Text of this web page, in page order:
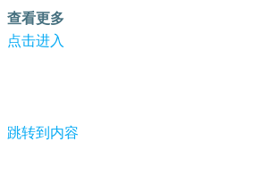
查看更多
点击进入
跳转到内容